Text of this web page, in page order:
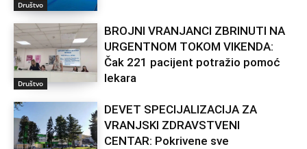
Društvo
Društvo
BROJNI VRANJANCI ZBRINUTI NA
URGENTNOM TOKOM VIKENDA:
Čak 221 pacijent potražio pomoć
lekara
DEVET SPECIJALIZACIJA ZA
VRANJSKI ZDRAVSTVENI
CENTAR: Pokrivene sve